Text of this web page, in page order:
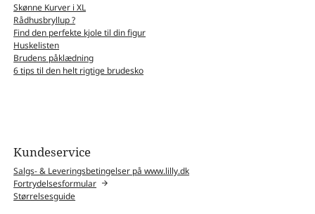
Skønne Kurver i XL
Rådhusbryllup ?
Find den perfekte kjole til din figur
Huskelisten
Brudens påklædning
6 tips til den helt rigtige brudesko
Kundeservice
Salgs- & Leveringsbetingelser på www.lilly.dk
Fortrydelsesformular
Størrelsesguide